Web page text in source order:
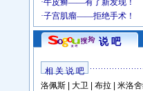
说 吧
相 关 说 吧
洛佩斯| 大卫| 布拉| 米洛